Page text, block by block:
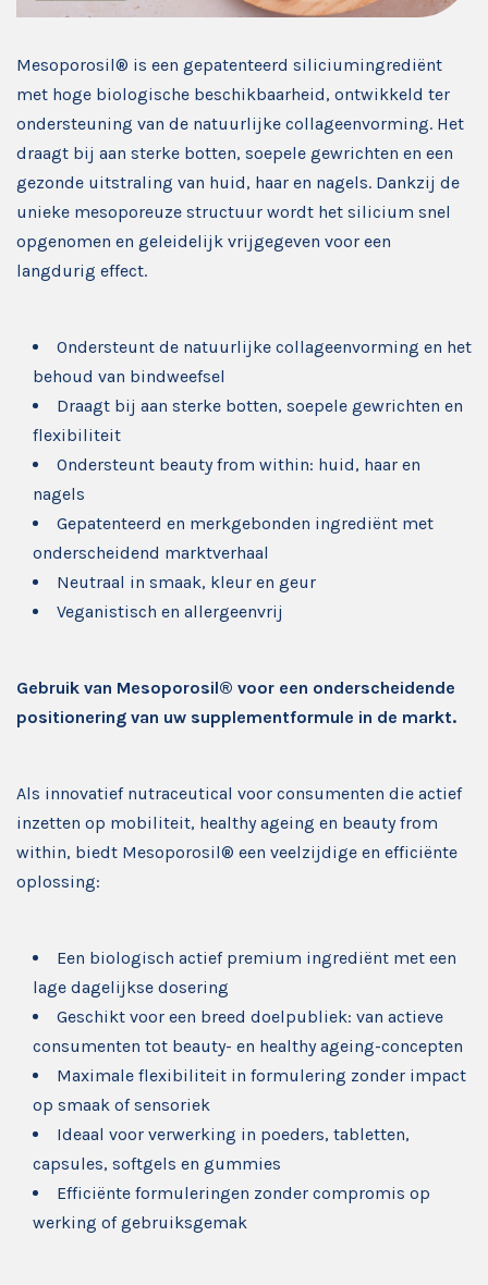
Mesoporosil® is een gepatenteerd siliciumingrediënt
met hoge biologische beschikbaarheid, ontwikkeld ter
ondersteuning van de natuurlijke collageenvorming. Het
draagt bij aan sterke botten, soepele gewrichten en een
gezonde uitstraling van huid, haar en nagels. Dankzij de
unieke mesoporeuze structuur wordt het silicium snel
opgenomen en geleidelijk vrijgegeven voor een
langdurig effect.
Ondersteunt de natuurlijke collageenvorming en het
behoud van bindweefsel
Draagt bij aan sterke botten, soepele gewrichten en
flexibiliteit
Ondersteunt beauty from within: huid, haar en
nagels
Gepatenteerd en merkgebonden ingrediënt met
onderscheidend marktverhaal
Neutraal in smaak, kleur en geur
Veganistisch en allergeenvrij
Gebruik van Mesoporosil® voor een onderscheidende
positionering van uw supplementformule in de markt.
Als innovatief nutraceutical voor consumenten die actief
inzetten op mobiliteit, healthy ageing en beauty from
within, biedt Mesoporosil® een veelzijdige en efficiënte
oplossing:
Een biologisch actief premium ingrediënt met een
lage dagelijkse dosering
Geschikt voor een breed doelpubliek: van actieve
consumenten tot beauty- en healthy ageing-concepten
Maximale flexibiliteit in formulering zonder impact
op smaak of sensoriek
Ideaal voor verwerking in poeders, tabletten,
capsules, softgels en gummies
Efficiënte formuleringen zonder compromis op
werking of gebruiksgemak